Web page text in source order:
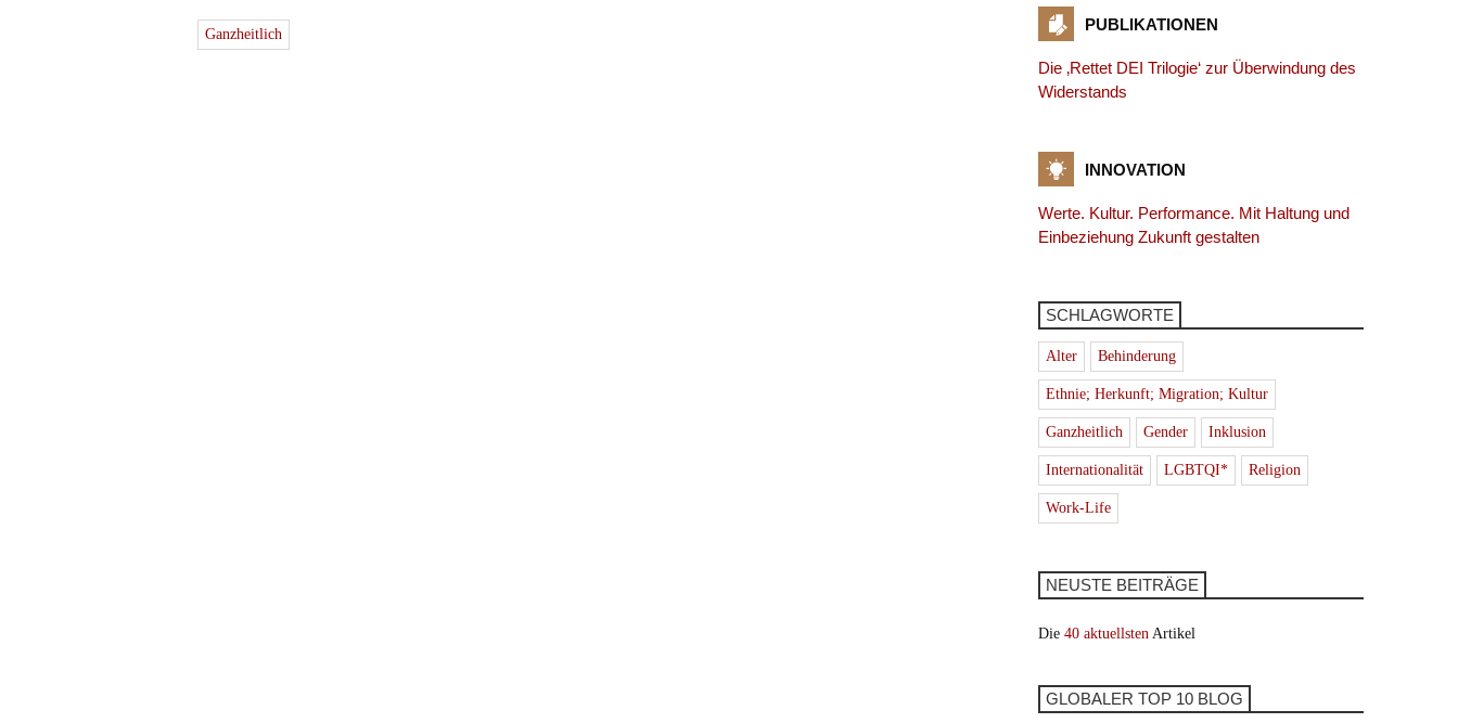
Ganzheitlich
PUBLIKATIONEN
Die ‚Rettet DEI Trilogie‘ zur Überwindung des
Widerstands
INNOVATION
Werte. Kultur. Performance. Mit Haltung und
Einbeziehung Zukunft gestalten
SCHLAGWORTE
Alter Behinderung
Ethnie; Herkunft; Migration; Kultur
Ganzheitlich Gender Inklusion
Internationalität LGBTQI* Religion
Work-Life
NEUSTE BEITRÄGE
Die 40 aktuellsten Artikel
GLOBALER TOP 10 BLOG